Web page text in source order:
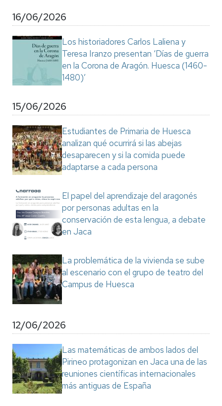
16/06/2026
Los historiadores Carlos Laliena y
Teresa Iranzo presentan ‘Días de guerra
en la Corona de Aragón. Huesca (1460-
1480)’
15/06/2026
Estudiantes de Primaria de Huesca
analizan qué ocurrirá si las abejas
desaparecen y si la comida puede
adaptarse a cada persona
El papel del aprendizaje del aragonés
por personas adultas en la
conservación de esta lengua, a debate
en Jaca
La problemática de la vivienda se sube
al escenario con el grupo de teatro del
Campus de Huesca
12/06/2026
Las matemáticas de ambos lados del
Pirineo protagonizan en Jaca una de las
reuniones científicas internacionales
más antiguas de España